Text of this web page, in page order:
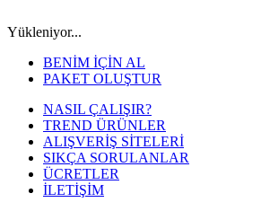
Yükleniyor...
BENİM İÇİN AL
PAKET OLUŞTUR
NASIL ÇALIŞIR?
TREND ÜRÜNLER
ALIŞVERİŞ SİTELERİ
SIKÇA SORULANLAR
ÜCRETLER
İLETİŞİM